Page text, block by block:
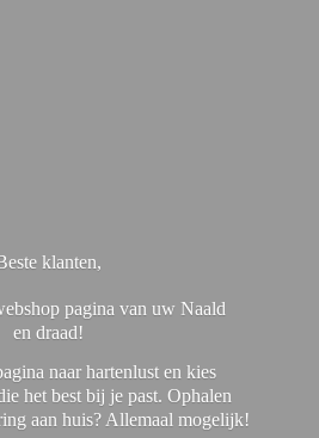
klanten,
pagina van uw Naald
en draad!
naar hartenlust en kies
het best bij je past. Ophalen
aan huis? Allemaal mogelijk!